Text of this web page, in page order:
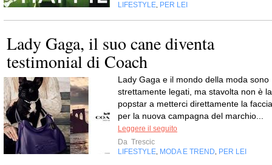
LIFESTYLE PER LEI
Lady Gaga, il suo cane diventa
testimonial di Coach
Lady Gaga e il mondo della moda sono
strettamente legati, ma stavolta non è la
popstar a metterci direttamente la
per la nuova campagna del marchio...
Leggere il seguito
Da Trescic
LIFESTYLE MODA E TREND PER LEI